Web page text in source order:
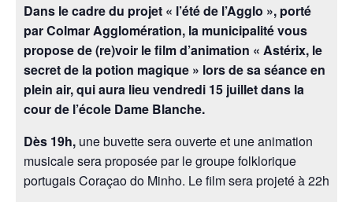
Dans le cadre du projet « l’été de l’Agglo », porté
par Colmar Agglomération, la municipalité vous
propose de (re)voir le film d’animation « Astérix, le
secret de la potion magique » lors de sa séance en
plein air, qui aura lieu vendredi 15 juillet dans la
cour de l’école Dame Blanche.
Dès 19h, une buvette sera ouverte et une animation
musicale sera proposée par le groupe folklorique
portugais Coraçao do Minho. Le film sera projeté à 22h